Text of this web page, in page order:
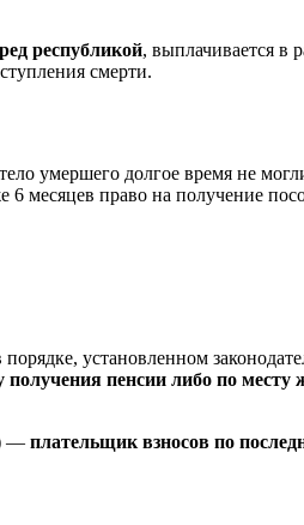
республикой, выплачивается в
смерти.
умершего долгое время не
месяцев право на получение
установленном
пенсии либо по месту
— плательщик взносов по